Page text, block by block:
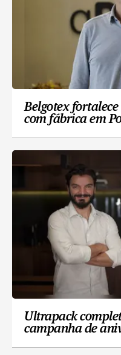
Belgotex
com fábrica em
Ultrapack
campanha de